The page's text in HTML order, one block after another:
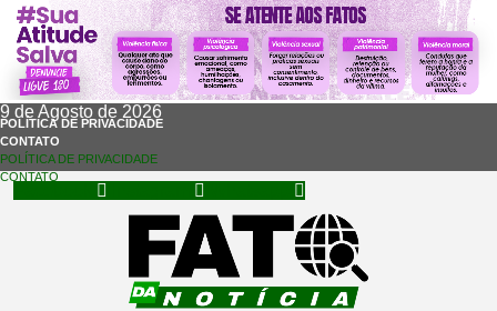
9 de Agosto de 2026
POLÍTICA DE PRIVACIDADE
CONTATO
POLÍTICA DE PRIVACIDADE
CONTATO